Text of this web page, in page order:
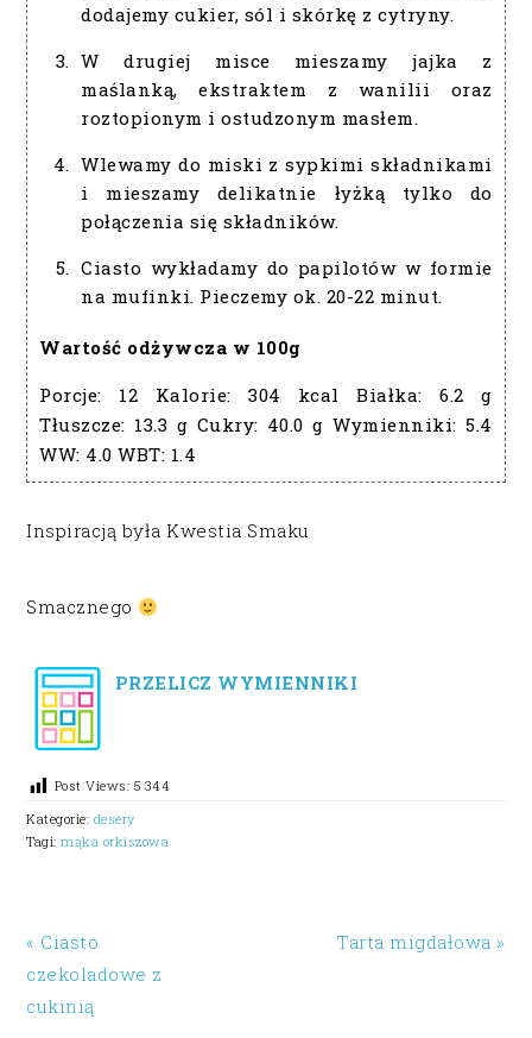
dodajemy cukier, sól i skórkę z cytryny.
W drugiej misce mieszamy jajka z
maślanką, ekstraktem z wanilii oraz
roztopionym i ostudzonym masłem.
Wlewamy do miski z sypkimi składnikami
i mieszamy delikatnie łyżką tylko do
połączenia się składników.
Ciasto wykładamy do papilotów w formie
na mufinki. Pieczemy ok. 20-22 minut.
Wartość odżywcza w 100g
Porcje: 12 Kalorie:304 kcal Białka:6.2 g
Tłuszcze: 13.3 g Cukry: 40.0 g Wymienniki:5.4
WW: 4.0 WBT: 1.4
Inspiracją była Kwestia Smaku
Smacznego
PRZELICZ WYMIENNIKI
Post Views: 5 344
Kategorie: desery
Tagi:mąka orkiszowa
« Ciasto
czekoladowe z
cukinią
Tarta migdałowa »